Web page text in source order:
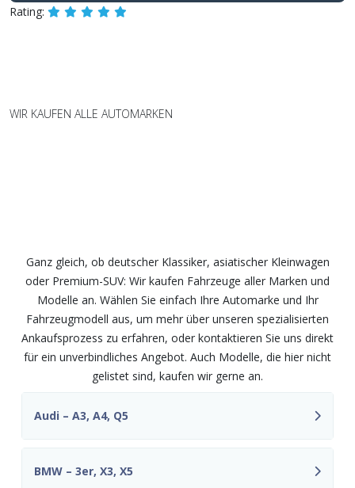
Rating:
WIR KAUFEN ALLE AUTOMARKEN
Ganz gleich, ob deutscher Klassiker, asiatischer Kleinwagen
oder Premium-SUV: Wir kaufen Fahrzeuge aller Marken und
Modelle an. Wählen Sie einfach Ihre Automarke und Ihr
Fahrzeugmodell aus, um mehr über unseren spezialisierten
Ankaufsprozess zu erfahren, oder kontaktieren Sie uns direkt
für ein unverbindliches Angebot. Auch Modelle, die hier nicht
gelistet sind, kaufen wir gerne an.
Audi – A3, A4, Q5
BMW – 3er, X3, X5